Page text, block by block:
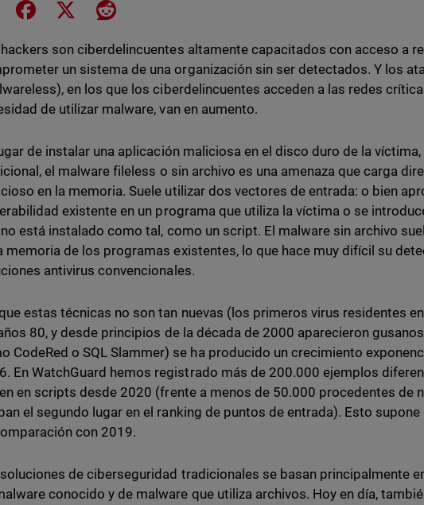
Share on LinkedIn
Share on Facebook
Share on XShare on Reddit
son ciberdelincuentes altamente capacitados con acceso a
un sistema de una organización sin ser detectados. Y los
en los que los ciberdelincuentes acceden a las redes
de utilizar malware, van en aumento.
de instalar una aplicación maliciosa en el disco duro de la
el malware fileless o sin archivo es una amenaza que carga
en la memoria. Suele utilizar dos vectores de entrada: o bien
existente en un programa que utiliza la víctima o se
está instalado como tal, como un script. El malware sin archivo
memoria de los programas existentes, lo que hace muy difícil su
antivirus convencionales.
estas técnicas no son tan nuevas (los primeros virus residentes
80, y desde principios de la década de 2000 aparecieron
CodeRed o SQL Slammer) se ha producido un crecimiento
En WatchGuard hemos registrado más de 200.000 ejemplos
en scripts desde 2020 (frente a menos de 50.000 procedentes de
el segundo lugar en el ranking de puntos de entrada). Esto
con 2019.
de ciberseguridad tradicionales se basan principalmente
conocido y de malware que utiliza archivos. Hoy en día,